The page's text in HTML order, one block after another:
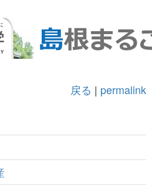
戻る | permalink